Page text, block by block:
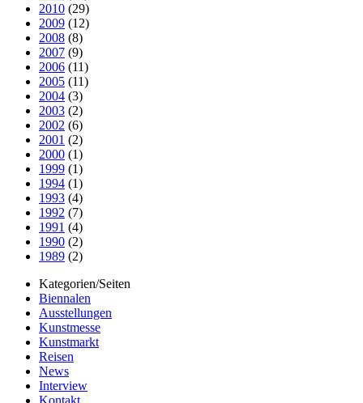
2010 (29)
2009 (12)
2008 (8)
2007 (9)
2006 (11)
2005 (11)
2004 (3)
2003 (2)
2002 (6)
2001 (2)
2000 (1)
1999 (1)
1994 (1)
1993 (4)
1992 (7)
1991 (4)
1990 (2)
1989 (2)
Kategorien/Seiten
Biennalen
Ausstellungen
Kunstmesse
Kunstmarkt
Reisen
News
Interview